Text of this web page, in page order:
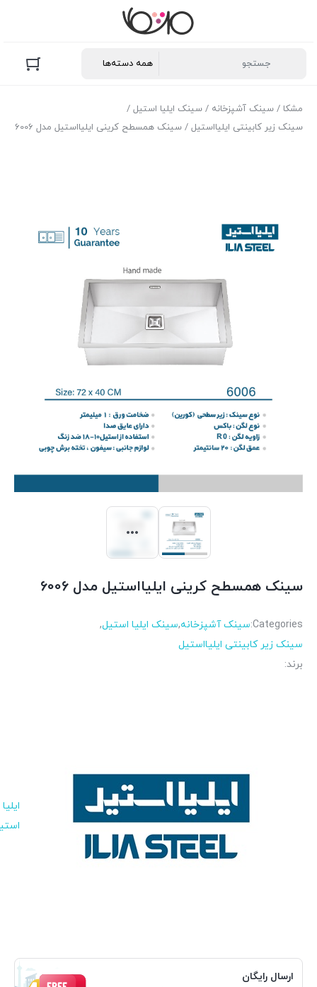
مشکا / سینک آشپزخانه / سینک ایلیا استیل /
سینک زیر کابینتی ایلیااستیل / سینک همسطح کرینی ایلیااستیل مدل 6006
سینک همسطح کرینی ایلیااستیل مدل 6006
Categories: سینک آشپزخانه,سینک ایلیا استیل,
سینک زیر کابینتی ایلیااستیل
برند:
ایلیا
ارسال رایگان